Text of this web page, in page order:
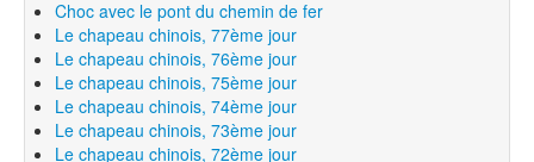
Choc avec le pont du chemin de fer
Le chapeau chinois, 77ème jour
Le chapeau chinois, 76ème jour
Le chapeau chinois, 75ème jour
Le chapeau chinois, 74ème jour
Le chapeau chinois, 73ème jour
Le chapeau chinois, 72ème jour